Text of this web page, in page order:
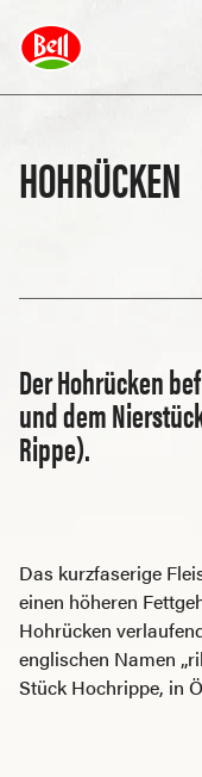
HOHRÜCKEN
Der Hohrücken
und dem
Rippe).
Das kurzfaserige
einen höheren
Hohrücken
englischen Namen
Stück Hochrippe, in